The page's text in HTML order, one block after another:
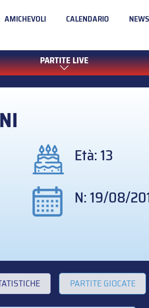
AMICHEVOLI CALENDARIO NEWS
PARTITE LIVE
Età: 13
N: 19/08/
PARTITE GIOCATE